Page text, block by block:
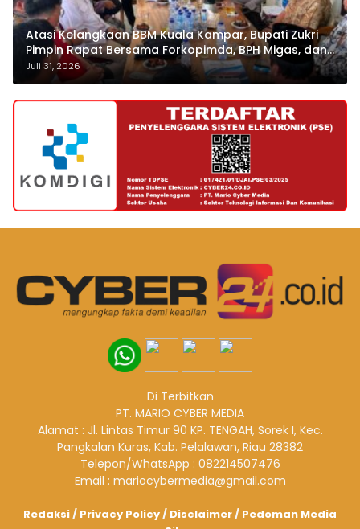
Atasi Kelangkaan BBM Kuala Kampar, Bupati Zukri
Pimpin Rapat Bersama Forkopimda, BPH Migas, dan
Pertamina
Juli 31, 2026
Di Terbitkan
PT. MARIO CYBER MEDIA
Alamat : Jl. Lintas Timur 90 KP. TENGAH, Sorek I, Kec.
Pangkalan Kuras, Kab. Pelalawan, Riau 28382
Telepon/WhatsApp : 082214507476
Email : mariocybermedia@gmail.com
Redaksi/ Privacy Policy/ Disclaimer/ Pedoman Media